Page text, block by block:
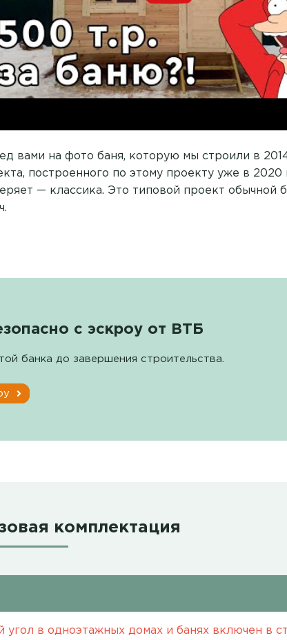
вами на фото баня, которую мы строили в
построенного по этому проекту уже в 2020
— классика. Это типовой проект обычной
с эскроу от ВТБ
банка до завершения строительства.
комплектация
угол в одноэтажных домах и банях включен в